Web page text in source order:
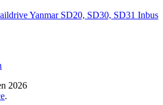
Yanmar SD20, SD30, SD31 Inbus
2026
.